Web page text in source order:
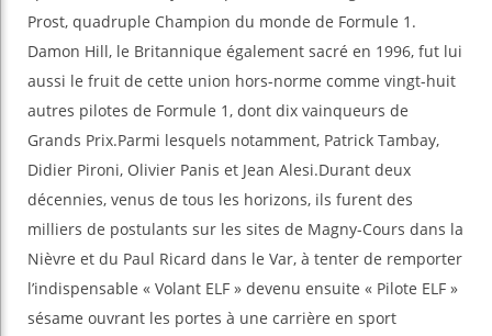
Prost, quadruple Champion du monde de Formule 1.
Damon Hill, le Britannique également sacré en 1996, fut lui
aussi le fruit de cette union hors-norme comme vingt-huit
autres pilotes de Formule 1, dont dix vainqueurs de
Grands Prix.Parmi lesquels notamment, Patrick Tambay,
Didier Pironi, Olivier Panis et Jean Alesi.Durant deux
décennies, venus de tous les horizons, ils furent des
milliers de postulants sur les sites de Magny-Cours dans la
Nièvre et du Paul Ricard dans le Var, à tenter de remporter
l’indispensable « Volant ELF » devenu ensuite « Pilote ELF »
sésame ouvrant les portes à une carrière en sport